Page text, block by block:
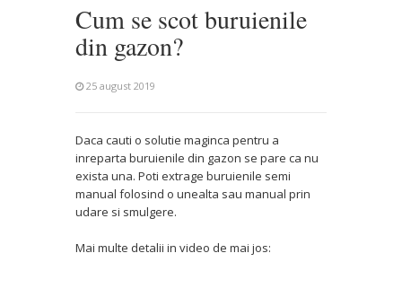
Cum se scot buruienile
din gazon?
25 august 2019
Daca cauti o solutie maginca pentru a
inreparta buruienile din gazon se pare ca nu
exista una. Poti extrage buruienile semi
manual folosind o unealta sau manual prin
udare si smulgere.
Mai multe detalii in video de mai jos: